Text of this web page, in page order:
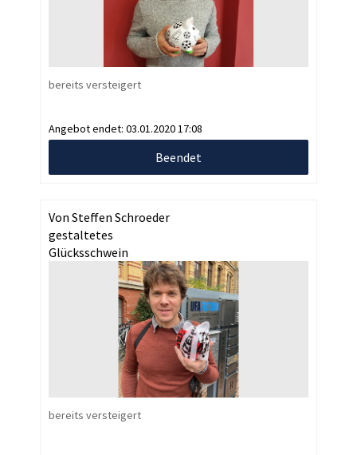
bereits versteigert
Angebot endet: 03.01.2020 17:08
Beendet
Von Steffen Schroeder
gestaltetes
Glücksschwein
bereits versteigert